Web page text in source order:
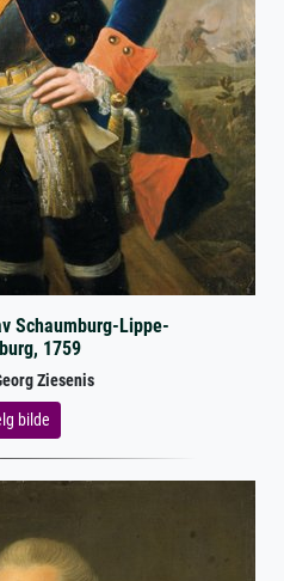
Schaumburg-Lippe-
1759
Ziesenis
bilde